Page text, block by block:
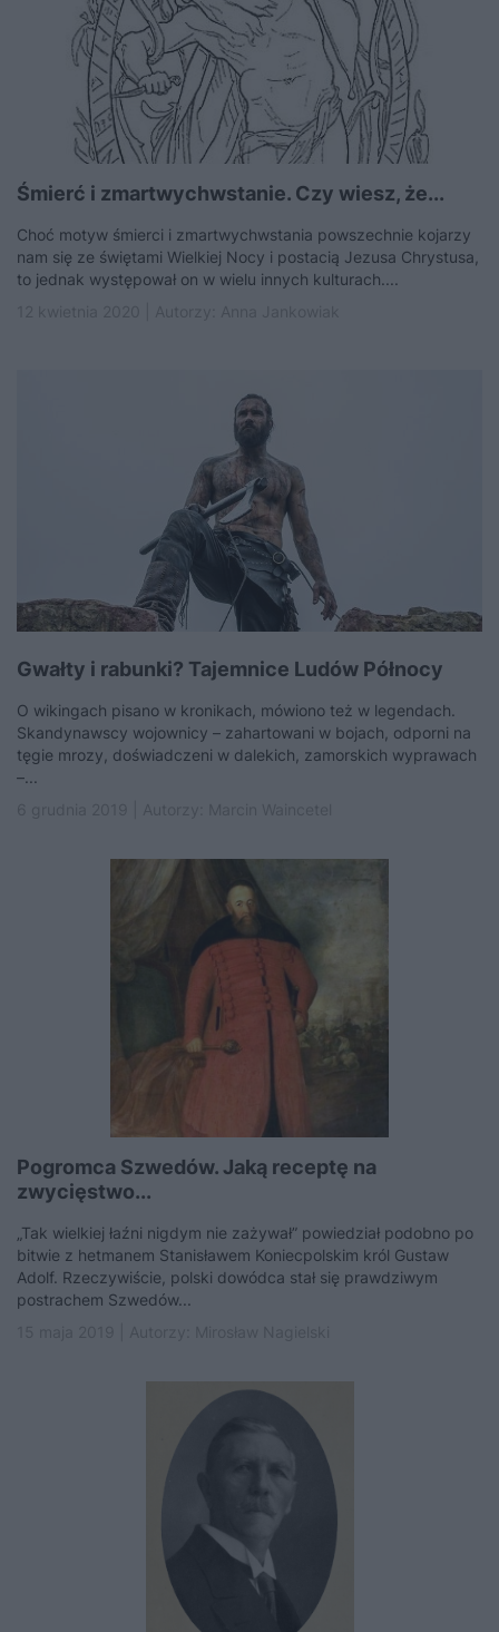
Śmierć i zmartwychwstanie. Czy wiesz, że...
Choć motyw śmierci i zmartwychwstania powszechnie kojarzy
nam się ze świętami Wielkiej Nocy i postacią Jezusa Chrystusa,
to jednak występował on w wielu innych kulturach....
Gwałty i rabunki? Tajemnice Ludów Północy
O wikingach pisano w kronikach, mówiono też w legendach.
Skandynawscy wojownicy – zahartowani w bojach, odporni na
tęgie mrozy, doświadczeni w dalekich, zamorskich wyprawach
–...
Pogromca Szwedów. Jaką receptę na
zwycięstwo...
„Tak wielkiej łaźni nigdym nie zażywał” powiedział podobno po
bitwie z hetmanem Stanisławem Koniecpolskim król Gustaw
Adolf. Rzeczywiście, polski dowódca stał się prawdziwym
postrachem Szwedów...